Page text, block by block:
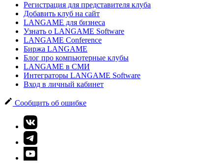
Регистрация для представителя клуба
Добавить клуб на сайт
LANGAME для бизнеса
Узнать о LANGAME Software
LANGAME Conference
Биржа LANGAME
Блог про компьютерные клубы
LANGAME в СМИ
Интеграторы LANGAME Software
Вход в личный кабинет
Сообщить об ошибке